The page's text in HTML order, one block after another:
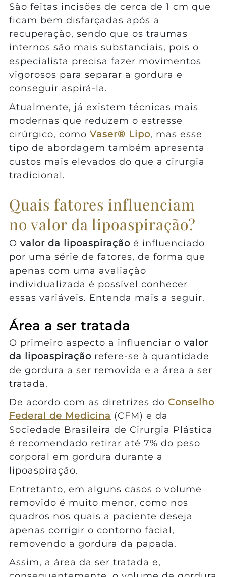
São feitas incisões de cerca de 1 cm que
ficam bem disfarçadas após a
recuperação, sendo que os traumas
internos são mais substanciais, pois o
especialista precisa fazer movimentos
vigorosos para separar a gordura e
conseguir aspirá-la.
Atualmente, já existem técnicas mais
modernas que reduzem o estresse
cirúrgico, como Vaser® Lipo, mas esse
tipo de abordagem também apresenta
custos mais elevados do que a cirurgia
tradicional.
Quais fatores influenciam
no valor da lipoaspiração?
O valor da lipoaspiraçãoé influenciado
por uma série de fatores, de forma que
apenas com uma avaliação
individualizada é possível conhecer
essas variáveis. Entenda mais a seguir.
Área a ser tratada
O primeiro aspecto a influenciar o valor
da lipoaspiraçãorefere-se à quantidade
de gordura a ser removida e a área a ser
tratada.
De acordo com as diretrizes do Conselho
Federal de Medicina (CFM) e da
Sociedade Brasileira de Cirurgia Plástica
é recomendado retirar até 7% do peso
corporal em gordura durante a
lipoaspiração.
Entretanto, em alguns casos o volume
removido é muito menor, como nos
quadros nos quais a paciente deseja
apenas corrigir o contorno facial,
removendo a gordura da papada.
Assim, a área da ser tratada e,